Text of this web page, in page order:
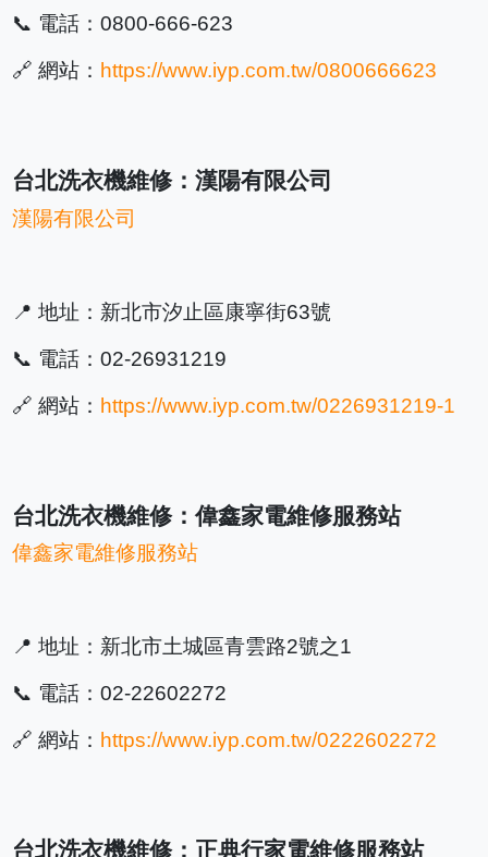
📞 電話：0800-666-623
🔗 網站： https://www.iyp.com.tw/0800666623
台北洗衣機維修：漢陽有限公司
漢陽有限公司
📍 地址：新北市汐止區康寧街63號
📞 電話：02-26931219
🔗 網站： https://www.iyp.com.tw/0226931219-1
台北洗衣機維修：偉鑫家電維修服務站
偉鑫家電維修服務站
📍 地址：新北市土城區青雲路2號之1
📞 電話：02-22602272
🔗 網站： https://www.iyp.com.tw/0222602272
台北洗衣機維修：正典行家電維修服務站